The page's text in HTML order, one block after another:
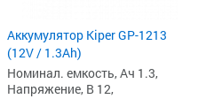
Аккумулятор Kiper GP-1213
(12V / 1.3Ah)
Номинал. емкость, Ач 1.3,
Напряжение, В 12,